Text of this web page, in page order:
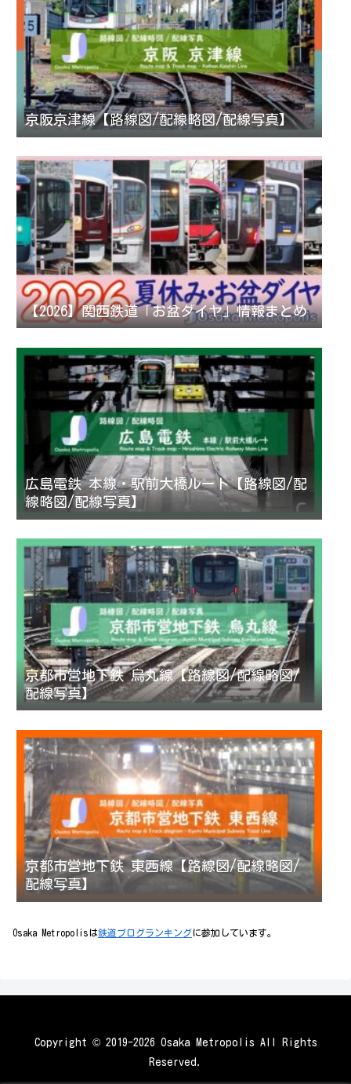
京阪京津線【路線図/配線略図/配線写真】
【2026】関西鉄道「お盆ダイヤ」情報まとめ
広島電鉄 本線・駅前大橋ルート【路線図/配
線略図/配線写真】
京都市営地下鉄 烏丸線【路線図/配線略図/
配線写真】
京都市営地下鉄 東西線【路線図/配線略図/
配線写真】
Osaka Metropolisは鉄道ブログランキングに参加しています。
Copyright © 2019-2026 Osaka Metropolis All Rights
Reserved.